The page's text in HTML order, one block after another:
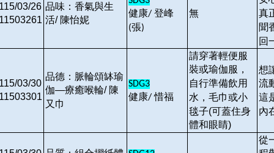
03/26 品味：香氣與生
活/ 陳怡妮
健康/ 登峰
(張)
無
真
聞
回
03/30
品德：脈輪頌缽瑜
伽—療癒喉輪/ 陳
又巾
SDG3
健康/惜福
請穿著輕便服
裝或瑜伽服，
自行準備飲用
水，毛巾或小
毯子(可蓋住身
體和眼睛)
想
流
這
內
從